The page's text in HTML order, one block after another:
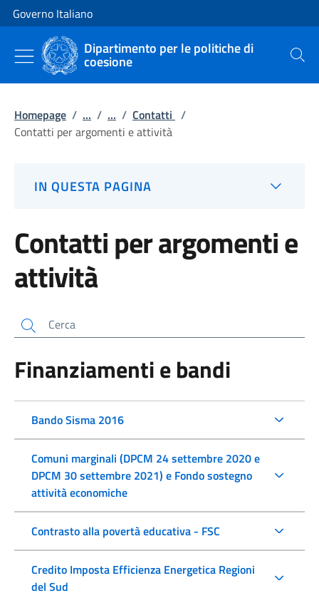
Vai al contenuto
Vai alla navigazione del sito
Governo Italiano
Dipartimento per le politiche di
coesione Cerca
Homepage / ... / ... / Contatti /
Contatti per argomenti e attività
IN QUESTA PAGINA
Contatti per argomenti e
attività
Cerca
Finanziamenti e bandi
Bando Sisma 2016
Comuni marginali (DPCM 24 settembre 2020 e
DPCM 30 settembre 2021) e Fondo sostegno
attività economiche
Contrasto alla povertà educativa - FSC
Credito Imposta Efficienza Energetica Regioni
del Sud